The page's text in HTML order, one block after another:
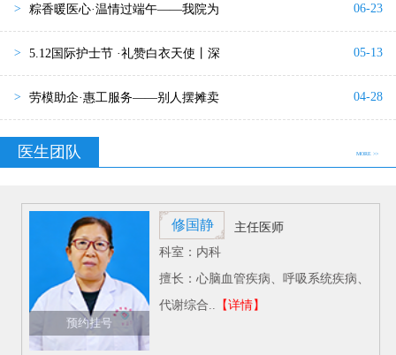
> 粽香暖医心·温情过端午——我院为 06-23
> 5.12国际护士节 ·礼赞白衣天使丨深 05-13
> 劳模助企·惠工服务——别人摆摊卖 04-28
医生团队 MORE >>
预约挂号
修国静
主任医师
科室：内科
擅长：心脑血管疾病、呼吸系统疾病、
代谢综合..【详情】